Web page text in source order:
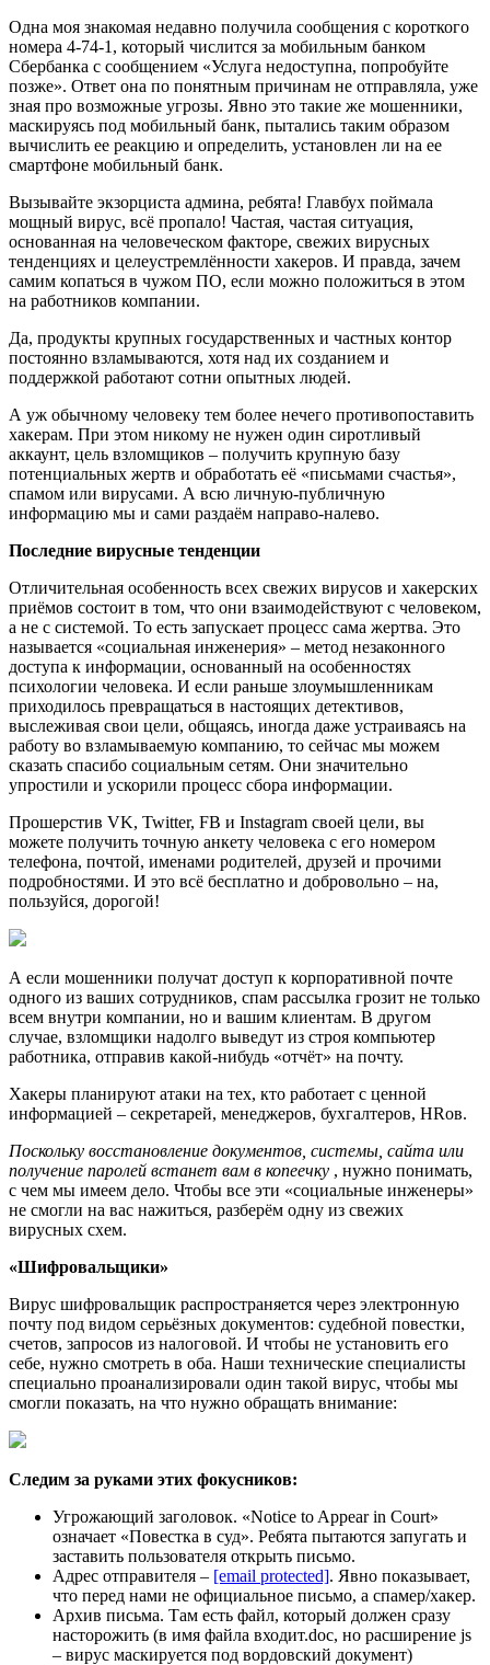
Одна моя знакомая недавно получила сообщения с короткого
номера 4-74-1, который числится за мобильным банком
Сбербанка с сообщением «Услуга недоступна, попробуйте
позже». Ответ она по понятным причинам не отправляла, уже
зная про возможные угрозы. Явно это такие же мошенники,
маскируясь под мобильный банк, пытались таким образом
вычислить ее реакцию и определить, установлен ли на ее
смартфоне мобильный банк.
Вызывайте экзорциста админа, ребята! Главбух поймала
мощный вирус, всё пропало! Частая, частая ситуация,
основанная на человеческом факторе, свежих вирусных
тенденциях и целеустремлённости хакеров. И правда, зачем
самим копаться в чужом ПО, если можно положиться в этом
на работников компании.
Да, продукты крупных государственных и частных контор
постоянно взламываются, хотя над их созданием и
поддержкой работают сотни опытных людей.
А уж обычному человеку тем более нечего противопоставить
хакерам. При этом никому не нужен один сиротливый
аккаунт, цель взломщиков – получить крупную базу
потенциальных жертв и обработать её «письмами счастья»,
спамом или вирусами. А всю личную-публичную
информацию мы и сами раздаём направо-налево.
Последние вирусные тенденции
Отличительная особенность всех свежих вирусов и хакерских
приёмов состоит в том, что они взаимодействуют с человеком,
а не с системой. То есть запускает процесс сама жертва. Это
называется «социальная инженерия» – метод незаконного
доступа к информации, основанный на особенностях
психологии человека. И если раньше злоумышленникам
приходилось превращаться в настоящих детективов,
выслеживая свои цели, общаясь, иногда даже устраиваясь на
работу во взламываемую компанию, то сейчас мы можем
сказать спасибо социальным сетям. Они значительно
упростили и ускорили процесс сбора информации.
Прошерстив VK, Twitter, FB и Instagram своей цели, вы
можете получить точную анкету человека с его номером
телефона, почтой, именами родителей, друзей и прочими
подробностями. И это всё бесплатно и добровольно – на,
пользуйся, дорогой!
А если мошенники получат доступ к корпоративной почте
одного из ваших сотрудников, спам рассылка грозит не только
всем внутри компании, но и вашим клиентам. В другом
случае, взломщики надолго выведут из строя компьютер
работника, отправив какой-нибудь «отчёт» на почту.
Хакеры планируют атаки на тех, кто работает с ценной
информацией – секретарей, менеджеров, бухгалтеров, HRов.
Поскольку восстановление документов, системы, сайта или
получение паролей встанет вам в копеечку , нужно понимать,
с чем мы имеем дело. Чтобы все эти «социальные инженеры»
не смогли на вас нажиться, разберём одну из свежих
вирусных схем.
«Шифровальщики»
Вирус шифровальщик распространяется через электронную
почту под видом серьёзных документов: судебной повестки,
счетов, запросов из налоговой. И чтобы не установить его
себе, нужно смотреть в оба. Наши технические специалисты
специально проанализировали один такой вирус, чтобы мы
смогли показать, на что нужно обращать внимание:
Следим за руками этих фокусников:
Угрожающий заголовок. «Notice to Appear in Court»
означает «Повестка в суд». Ребята пытаются запугать и
заставить пользователя открыть письмо.
Адрес отправителя – [email protected]. Явно показывает,
что перед нами не официальное письмо, а спамер/хакер.
Архив письма. Там есть файл, который должен сразу
насторожить (в имя файла входит.doc, но расширение js
– вирус маскируется под вордовский документ)